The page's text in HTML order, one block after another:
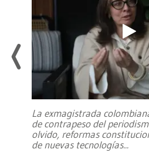
La exmagistrada
de contrapeso del
olvido, reformas
de nuevas tecnologías...